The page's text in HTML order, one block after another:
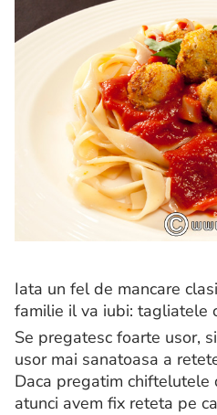
Iata un fel de mancare
familie il va iubi: tagliatele
Se pregatesc foarte usor,
usor mai sanatoasa a
Daca pregatim chiftelutele
atunci avem fix reteta pe